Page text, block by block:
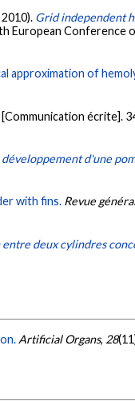
Grid independent
European Conference
approximation of
[Communication écrite].
d'une
with fins. Revue
deux cylindres
Artificial Organs, 28